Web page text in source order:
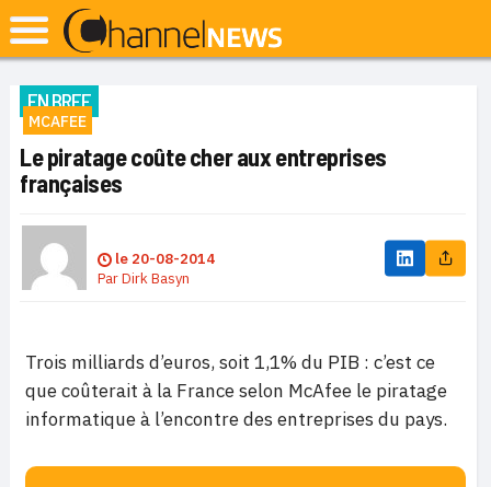
EN BREF
MCAFEE
Le piratage coûte cher aux entreprises
françaises
le 20-08-2014
ParDirk Basyn
Trois milliards d’euros, soit 1,1% du PIB : c’est ce
que coûterait à la France selon McAfee le piratage
informatique à l’encontre des entreprises du pays.